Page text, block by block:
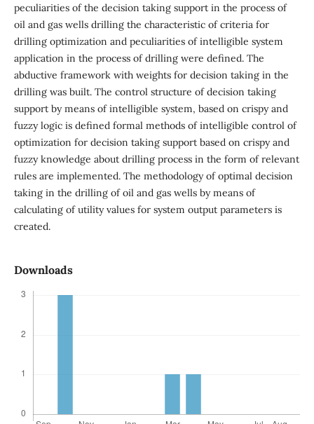
peculiarities of the decision taking support in the process of
oil and gas wells drilling the characteristic of criteria for
drilling optimization and peculiarities of intelligible system
application in the process of drilling were defined. The
abductive framework with weights for decision taking in the
drilling was built. The control structure of decision taking
support by means of intelligible system, based on crispy and
fuzzy logic is defined formal methods of intelligible control of
optimization for decision taking support based on crispy and
fuzzy knowledge about drilling process in the form of relevant
rules are implemented. The methodology of optimal decision
taking in the drilling of oil and gas wells by means of
calculating of utility values for system output parameters is
created.
Downloads